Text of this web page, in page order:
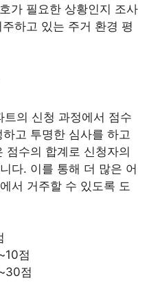
가 필요한 상황인지 조사
하고 있는 주거 환경 평
의 신청 과정에서 점수
고 투명한 심사를 하고
점수의 합계로 신청자의
다. 이를 통해 더 많은 어
서 거주할 수 있도록 도
점
점